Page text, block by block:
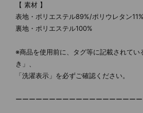
【 素材 】
表地・ポリエステル89%/ポリウレタン11%
裏地・ポリエステル100%
※商品を使用前に、タグ等に記載されてい
き」、
「洗濯表示」を必ずご確認ください。
ーーーーーーーーーーーーーーーーーー